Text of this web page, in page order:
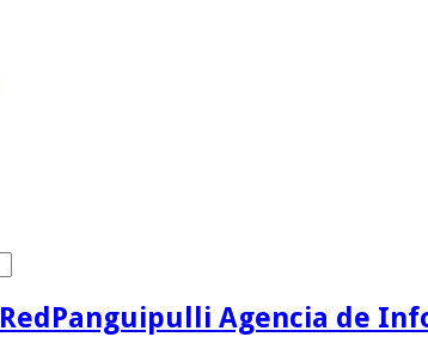
RedPanguipulli Agencia de